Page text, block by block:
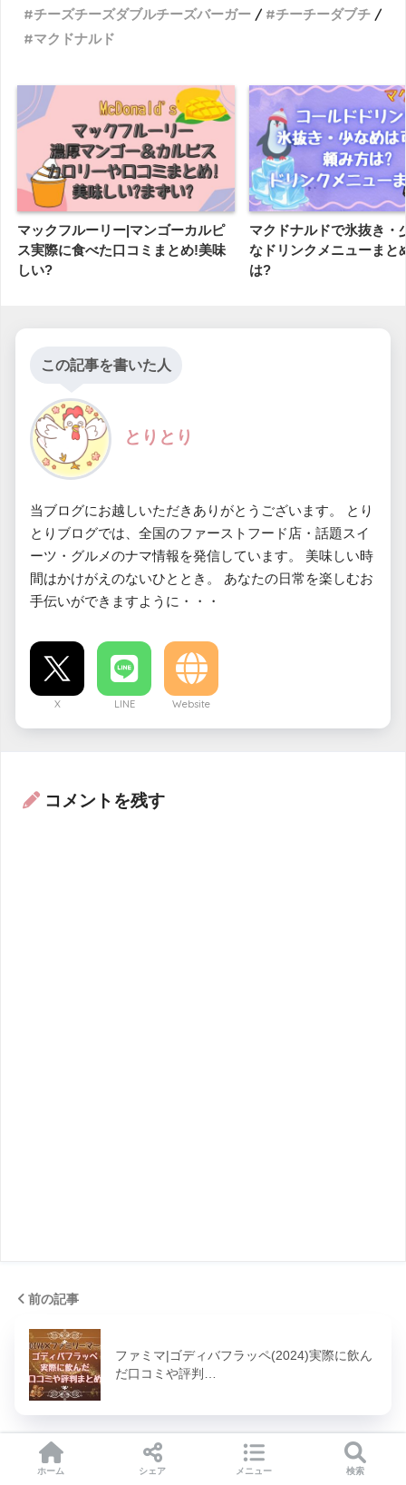
チーズチーズダブルチーズバーガー
チーチーダブチ
マクドナルド
マックフルーリー|マンゴーカルピ
ス実際に食べた口コミまとめ!美味
しい?
マクドナルドで氷抜き・
なドリンクメニューまと
は?
この記事を書いた人
とりとり
当ブログにお越しいただきありがとうございます。 とり
とりブログでは、全国のファーストフード店・話題スイ
ーツ・グルメのナマ情報を発信しています。 美味しい時
間はかけがえのないひととき。 あなたの日常を楽しむお
手伝いができますように・・・
X LINE Website
コメントを残す
前の記事
ファミマ|ゴディバフラッペ(2024)実際に飲ん
だ口コミや評判…
次の記事
ホーム シェア メニュー 検索